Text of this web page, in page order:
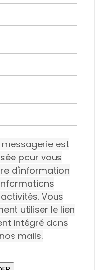
est
pour vous
d'information
Vous
utiliser le lien
intégré dans
mails.